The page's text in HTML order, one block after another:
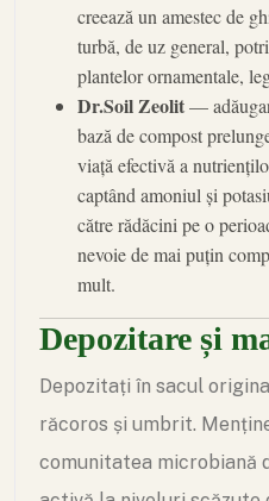
creează un amestec de
turbă, de uz general,
plantelor ornamentale,
Dr.Soil Zeolit—
bază de compost
viață efectivă a
captând amoniul și
către rădăcini pe o
nevoie de mai puțin
mult.
Depozitare și
Depozitați în sacul
răcoros și umbrit.
comunitatea microbiană